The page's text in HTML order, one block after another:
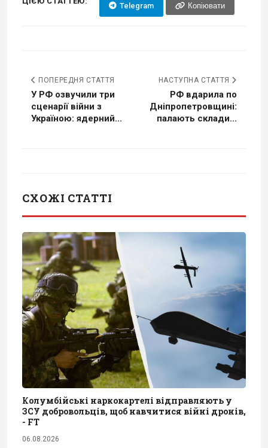
Telegram Копіювати
ПОПЕРЕДНЯ СТАТТЯ
У РФ озвучили три
сценарії війни з
Україною: ядерний...
НАСТУПНА СТАТТЯ
РФ вдарила по
Дніпропетровщині:
палають склади...
СХОЖІ СТАТТІ
Колумбійські наркокартелі відправляють у
ЗСУ добровольців, щоб навчитися війні дронів,
- FT
06.08.2026